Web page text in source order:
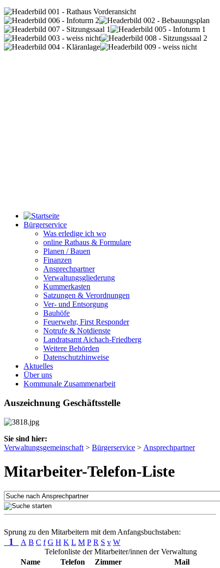
Bürgerservice
Was erledige ich wo
online Rathaus & Formulare
Planen / Bauen
Finanzen
Ansprechpartner
Verwaltungsgliederung
Kummerkasten
Satzungen & Verordnungen
Ver- und Entsorgung
Bauhöfe
Feuerwehr, First Responder
Notrufe & Notdienste
Landratsamt Aichach-Friedberg
Weitere Behörden
Datenschutzhinweise
Aktuelles
Über uns
Kommunale Zusammenarbeit
Auszeichnung Geschäftsstelle
Sie sind hier:
Verwaltungsgemeinschaft > Bürgerservice > Ansprechpartner
Mitarbeiter-Telefon-Liste
Sprung zu den Mitarbeitern mit dem Anfangsbuchstaben:
1 A B C f G H K L M P R S v W
Telefonliste der Mitarbeiter/innen der Verwaltung
Name
Telefon Zimmer Mail